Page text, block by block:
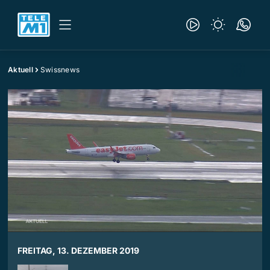
Aktuell Swissnews
FREITAG, 13. DEZEMBER 2019